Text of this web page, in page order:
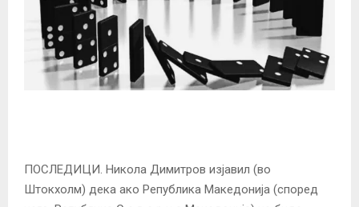
ПОСЛЕДИЦИ. Никола Димитров изјавил (во
Штокхолм) дека ако Република Македонија (според